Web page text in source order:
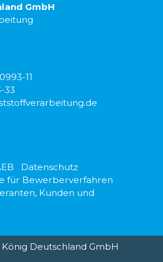
GmbH
11
33
Datenschutz
für Bewerberverfahren
Kunden und
Deutschland GmbH